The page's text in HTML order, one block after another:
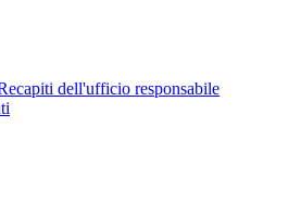
dell'ufficio responsabile